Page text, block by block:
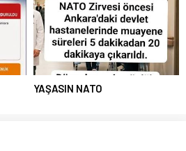
YAŞASIN NATO